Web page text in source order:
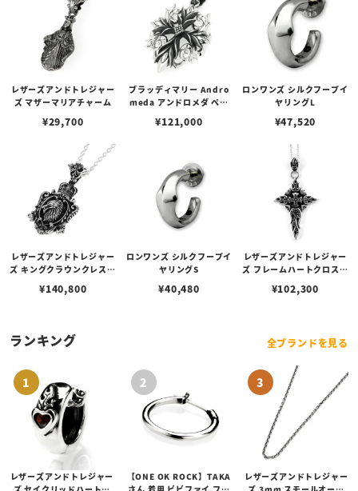
レザーズアンドトレジャー
ズ マザーマリアチャーム
¥29,700
ブラッディマリー Andro
meda アンドロメダ ペン
¥121,000
ロンワンズ シルクフープイ
ヤリングL
¥47,520
レザーズアンドトレジャー
ズ キングクラウンクレスト
ルフ/スティングレイ（ブ
¥140,800
ロンワンズ シルクフープイ
ヤリングS
¥40,480
レザーズアンドトレジャー
ズ フレームハートクロスペ
¥102,300
ランキング 全ブランドを見る
レザーズアンドトレジャー
【ONE OK ROCK】TAKA
レザーズアンドトレジャー